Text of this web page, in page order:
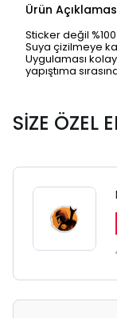
Ürün
Sticker değil
Suya çizilmeye
Uygulaması
yapıştıma
SİZE ÖZEL